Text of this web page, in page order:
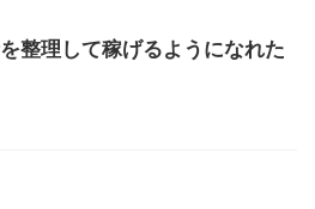
整理して稼げるようになれた